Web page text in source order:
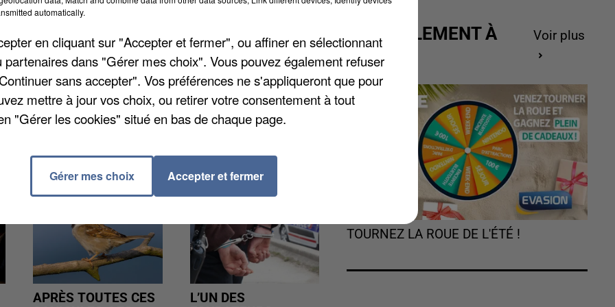
sanitaire dans les établissements scolaires.
de gel hydroalcoolique... Le protocole « ne peut
présidente en charge des lycées à la Région. Elle
des cours « moitié en présentiel, moitié en
APRÈS TOUTES CES
L’UN DES
ACTUELLEMENT À
GAGNER
Voir plus
TOURNEZ LA ROUE DE L'ÉTÉ !
automatically.
en cliquant sur "Accepter et fermer", ou affiner en sélectionnant
partenaires dans "Gérer mes choix". Vous pouvez également refuser
sans accepter". Vos préférences ne s'appliqueront que pour
mettre à jour vos choix, ou retirer votre consentement à tout
"Gérer les cookies" situé en bas de chaque page.
Gérer mes choix Accepter et fermer